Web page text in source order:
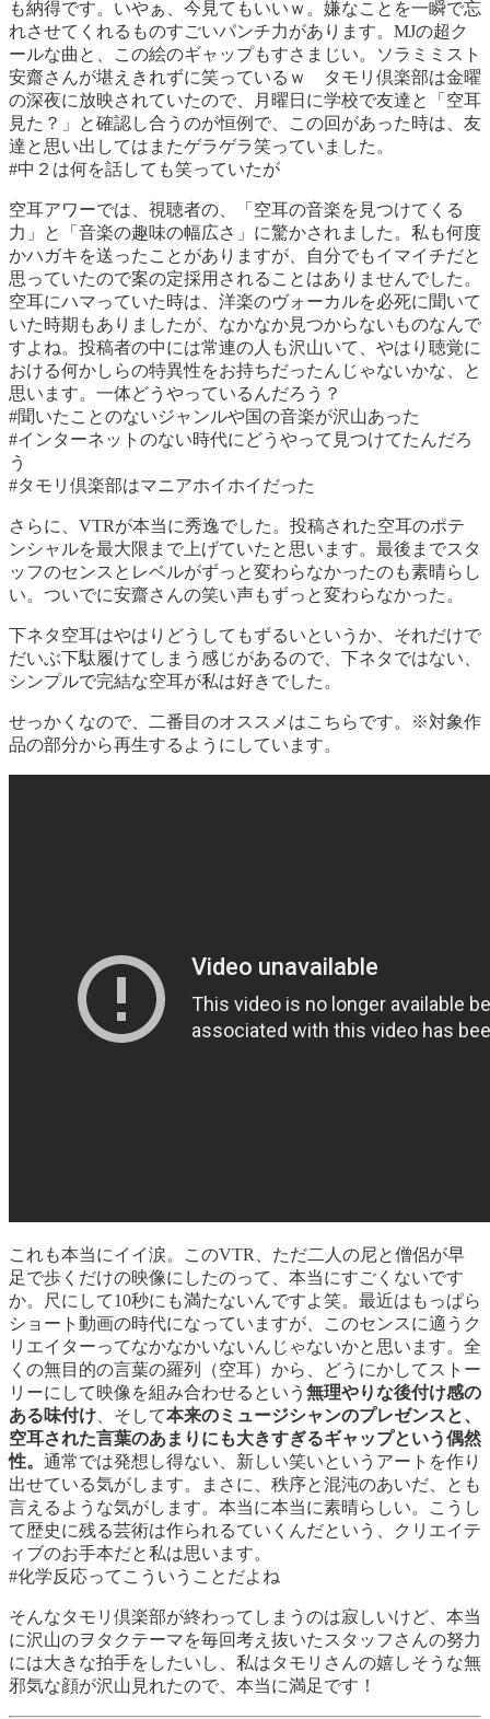
も納得です。いやぁ、今見てもいいｗ。嫌なことを一瞬で忘
れさせてくれるものすごいパンチ力があります。MJの超ク
ールな曲と、この絵のギャップもすさまじい。ソラミミスト
安齋さんが堪えきれずに笑っているｗ タモリ倶楽部は金曜
の深夜に放映されていたので、月曜日に学校で友達と「空耳
見た？」と確認し合うのが恒例で、この回があった時は、友
達と思い出してはまたゲラゲラ笑っていました。
#中２は何を話しても笑っていたが
空耳アワーでは、視聴者の、「空耳の音楽を見つけてくる
力」と「音楽の趣味の幅広さ」に驚かされました。私も何度
かハガキを送ったことがありますが、自分でもイマイチだと
思っていたので案の定採用されることはありませんでした。
空耳にハマっていた時は、洋楽のヴォーカルを必死に聞いて
いた時期もありましたが、なかなか見つからないものなんで
すよね。投稿者の中には常連の人も沢山いて、やはり聴覚に
おける何かしらの特異性をお持ちだったんじゃないかな、と
思います。一体どうやっているんだろう？
#聞いたことのないジャンルや国の音楽が沢山あった
#インターネットのない時代にどうやって見つけてたんだろ
う
#タモリ倶楽部はマニアホイホイだった
さらに、VTRが本当に秀逸でした。投稿された空耳のポテ
ンシャルを最大限まで上げていたと思います。最後までスタ
ッフのセンスとレベルがずっと変わらなかったのも素晴らし
い。ついでに安齋さんの笑い声もずっと変わらなかった。
下ネタ空耳はやはりどうしてもずるいというか、それだけで
だいぶ下駄履けてしまう感じがあるので、下ネタではない、
シンプルで完結な空耳が私は好きでした。
せっかくなので、二番目のオススメはこちらです。※対象作
品の部分から再生するようにしています。
これも本当にイイ涙。このVTR、ただ二人の尼と僧侶が早
足で歩くだけの映像にしたのって、本当にすごくないです
か。尺にして10秒にも満たないんですよ笑。最近はもっぱら
ショート動画の時代になっていますが、このセンスに適うク
リエイターってなかなかいないんじゃないかと思います。全
くの無目的の言葉の羅列（空耳）から、どうにかしてストー
リーにして映像を組み合わせるという 無理やりな後付け感の
ある味付け 、そして本来のミュージシャンのプレゼンスと、
空耳された言葉のあまりにも大きすぎるギャップという偶然
性。 通常では発想し得ない、新しい笑いというアートを作り
出せている気がします。まさに、秩序と混沌のあいだ、とも
言えるような気がします。本当に本当に素晴らしい。こうし
て歴史に残る芸術は作られるていくんだという、クリエイテ
ィブのお手本だと私は思います。
#化学反応ってこういうことだよね
そんなタモリ倶楽部が終わってしまうのは寂しいけど、本当
に沢山のヲタクテーマを毎回考え抜いたスタッフさんの努力
には大きな拍手をしたいし、私はタモリさんの嬉しそうな無
邪気な顔が沢山見れたので、本当に満足です！